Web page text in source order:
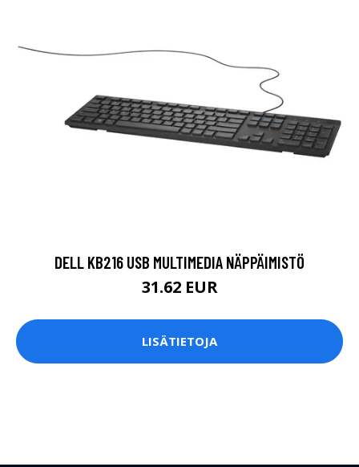
DELL KB216 USB MULTIMEDIA NÄPPÄIMISTÖ
31.62 EUR
LISÄTIETOJA